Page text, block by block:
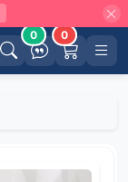
0 0